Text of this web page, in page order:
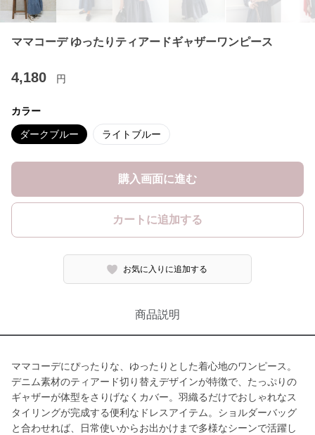
ママコーデ ゆったりティアードギャザーワンピース
4,180 円
カラー
ダークブルー ライトブルー
購入画面に進む
カートに追加する
お気に入りに追加する
商品説明
ママコーデにぴったりな、ゆったりとした着心地のワンピース。
デニム素材のティアード切り替えデザインが特徴で、たっぷりの
ギャザーが体型をさりげなくカバー。羽織るだけでおしゃれなス
タイリングが完成する便利なドレスアイテム。ショルダーバッグ
と合わせれば、日常使いからお出かけまで多様なシーンで活躍し